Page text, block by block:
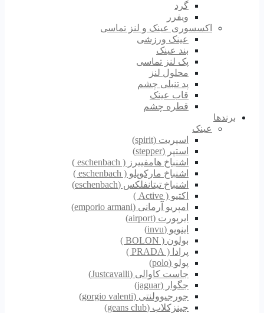
گرد
ویفرر
اکسسوری عینک و لنز تماسی
عینک ورزشی
بند عینک
پک لنز تماسی
محلول لنز
پد تنبلی چشم
قاب عینک
قطره چشم
برندها
عینک
اسپریت (spirit)
استپر (stepper)
اشنباخ هامفییرز ( eschenbach )
اشنباخ مارکوپلو ( eschenbach )
اشنباخ تیتانفلکس (eschenbach)
اکتیو ( Active )
امپریو آرمانی (emporio armani)
ایرپورت (airport)
اینویو (invu)
بولون ( BOLON )
پرادا ( PRADA )
پولو (polo)
جاست کاوالی (Justcavalli)
جگوار (jaguar)
جورجیوولنتی (gorgio valenti)
جینزکلاب (geans club)